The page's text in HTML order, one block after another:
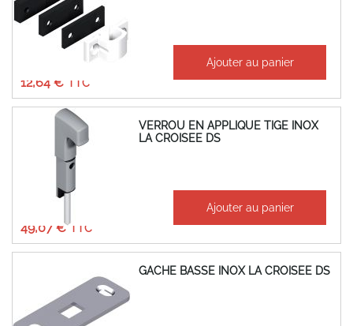
À partir de
12,64 €
Ajouter au panier
VERROU EN APPLIQUE TIGE INOX
LA CROISEE DS
À partir de
49,07 €
Ajouter au panier
GACHE BASSE INOX LA CROISEE DS